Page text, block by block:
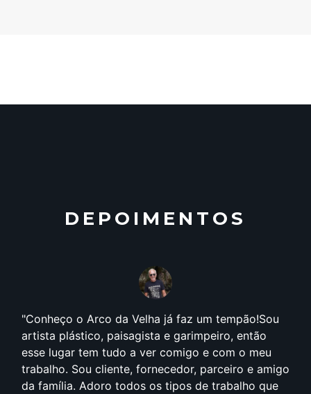
DEPOIMENTOS
Conheço o Arco da Velha já faz um tempão!Sou
artista plástico, paisagista e garimpeiro, então
esse lugar tem tudo a ver comigo e com o meu
trabalho. Sou cliente, fornecedor, parceiro e amigo
da família. Adoro todos os tipos de trabalho que